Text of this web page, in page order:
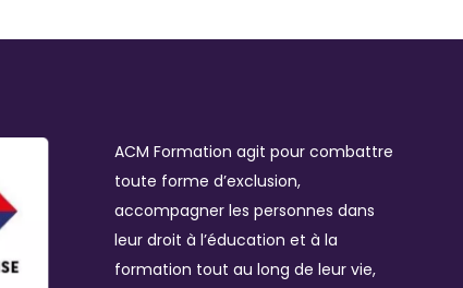
ACM Formation agit pour combattre
toute forme d’exclusion,
accompagner les personnes dans
leur droit à l’éducation et à la
formation tout au long de leur vie,